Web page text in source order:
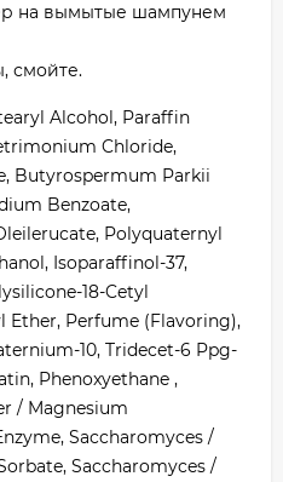
на вымытые шампунем
смойте.
Alcohol, Paraffin
Chloride,
Butyrospermum Parkii
Benzoate,
Polyquaternyl
Isoparaffinol-37,
18-Cetyl
Ether, Perfume (Flavoring),
10, Tridecet-6 Ppg-
Phenoxyethane ,
/ Magnesium
Saccharomyces /
Saccharomyces /